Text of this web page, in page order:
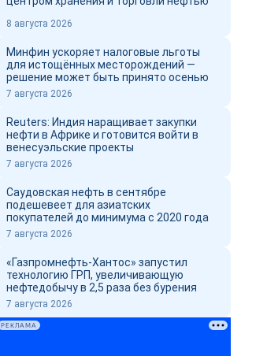
8 августа 2026
Минфин ускоряет налоговые льготы
для истощённых месторождений —
решение может быть принято осенью
7 августа 2026
Reuters: Индия наращивает закупки
нефти в Африке и готовится войти в
венесуэльские проекты
7 августа 2026
Саудовская нефть в сентябре
подешевеет для азиатских
покупателей до минимума с 2020 года
7 августа 2026
«Газпромнефть-Хантос» запустил
технологию ГРП, увеличивающую
нефтедобычу в 2,5 раза без бурения
7 августа 2026
РЕКЛАМА